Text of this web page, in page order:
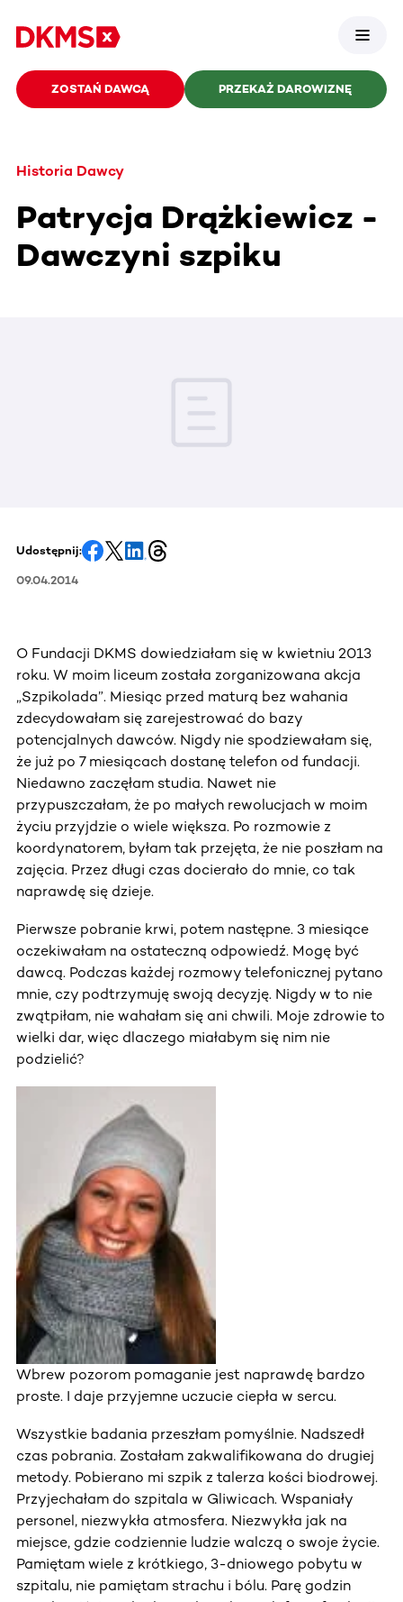
ZOSTAŃ DAWCĄ PRZEKAŻ DAROWIZNĘ
Historia Dawcy
Patrycja Drążkiewicz -
Dawczyni szpiku
Udostępnij:
09.04.2014
O Fundacji DKMS dowiedziałam się w kwietniu 2013
roku. W moim liceum została zorganizowana akcja
„Szpikolada”. Miesiąc przed maturą bez wahania
zdecydowałam się zarejestrować do bazy
potencjalnych dawców. Nigdy nie spodziewałam się,
że już po 7 miesiącach dostanę telefon od fundacji.
Niedawno zaczęłam studia. Nawet nie
przypuszczałam, że po małych rewolucjach w moim
życiu przyjdzie o wiele większa. Po rozmowie z
koordynatorem, byłam tak przejęta, że nie poszłam na
zajęcia. Przez długi czas docierało do mnie, co tak
naprawdę się dzieje.
Pierwsze pobranie krwi, potem następne. 3 miesiące
oczekiwałam na ostateczną odpowiedź. Mogę być
dawcą. Podczas każdej rozmowy telefonicznej pytano
mnie, czy podtrzymuję swoją decyzję. Nigdy w to nie
zwątpiłam, nie wahałam się ani chwili. Moje zdrowie to
wielki dar, więc dlaczego miałabym się nim nie
podzielić?
Wbrew pozorom pomaganie jest naprawdę bardzo
proste. I daje przyjemne uczucie ciepła w sercu.
Wszystkie badania przeszłam pomyślnie. Nadszedł
czas pobrania. Zostałam zakwalifikowana do drugiej
metody. Pobierano mi szpik z talerza kości biodrowej.
Przyjechałam do szpitala w Gliwicach. Wspaniały
personel, niezwykła atmosfera. Niezwykła jak na
miejsce, gdzie codziennie ludzie walczą o swoje życie.
Pamiętam wiele z krótkiego, 3-dniowego pobytu w
szpitalu, nie pamiętam strachu i bólu. Parę godzin